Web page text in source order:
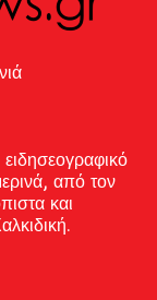
από τον
και